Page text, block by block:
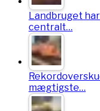
Landbruget
centralt…
mægtigste…